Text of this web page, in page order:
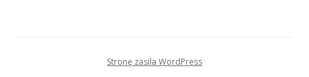
Stronę zasila WordPress